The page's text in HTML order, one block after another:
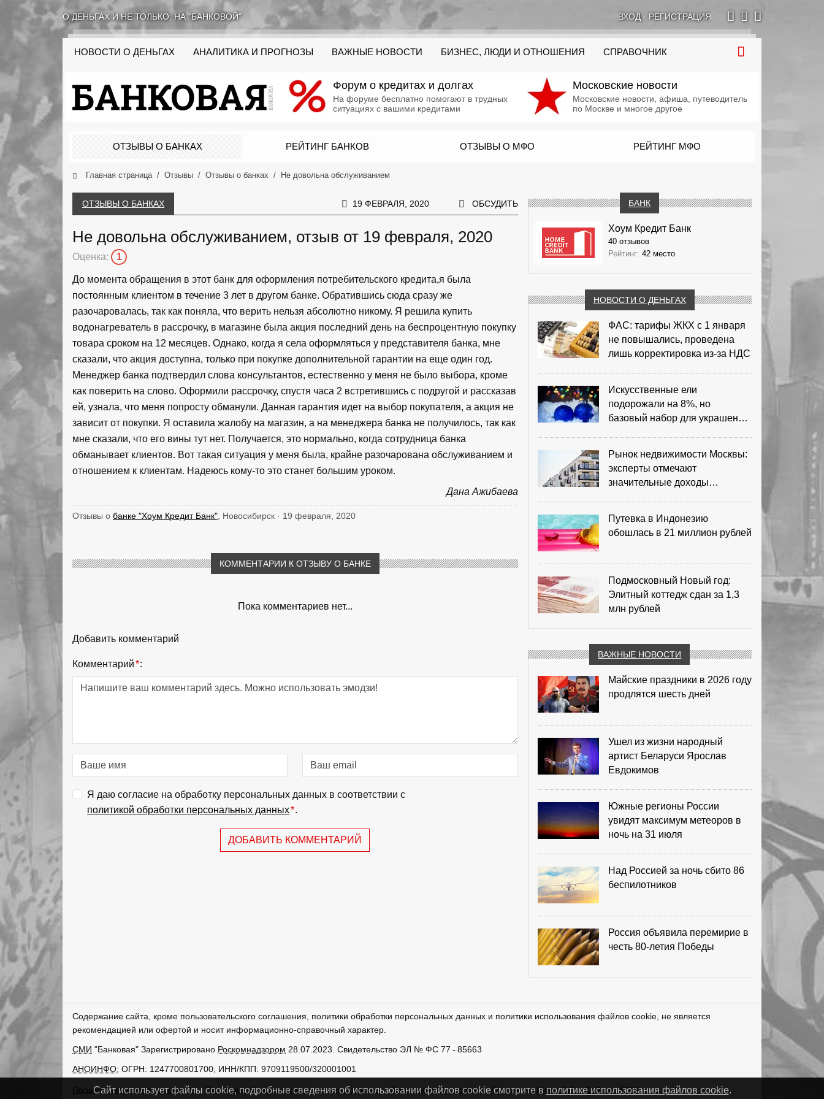
О ДЕНЬГАХ И НЕ ТОЛЬКО, НА "БАНКОВОЙ" ВХОД· РЕГИСТРАЦИЯ
НОВОСТИ О ДЕНЬГАХ АНАЛИТИКА И ПРОГНОЗЫ ВАЖНЫЕ НОВОСТИ БИЗНЕС, ЛЮДИ И ОТНОШЕНИЯ СПРАВОЧНИК
Форум о кредитах и долгах
На форуме бесплатно помогают в трудных
ситуациях с вашими кредитами
Московские новости
Московские новости, афиша, путеводитель
по Москве и многое другое
ОТЗЫВЫ О БАНКАХ РЕЙТИНГ БАНКОВ ОТЗЫВЫ О МФО РЕЙТИНГ МФО
Главная страница Отзывы Отзывы о банках Не довольна обслуживанием
ОТЗЫВЫ О БАНКАХ 19 ФЕВРАЛЯ, 2020 ОБСУДИТЬ
Не довольна обслуживанием, отзыв от 19 февраля, 2020
Оценка: 1
До момента обращения в этот банк для оформления потребительского кредита,я была
постоянным клиентом в течение 3 лет в другом банке. Обратившись сюда сразу же
разочаровалась, так как поняла, что верить нельзя абсолютно никому. Я решила купить
водонагреватель в рассрочку, в магазине была акция последний день на беспроцентную покупку
товара сроком на 12 месяцев. Однако, когда я села оформляться у представителя банка, мне
сказали, что акция доступна, только при покупке дополнительной гарантии на еще один год.
Менеджер банка подтвердил слова консультантов, естественно у меня не было выбора, кроме
как поверить на слово. Оформили рассрочку, спустя часа 2 встретившись с подругой и рассказав
ей, узнала, что меня попросту обманули. Данная гарантия идет на выбор покупателя, а акция не
зависит от покупки. Я оставила жалобу на магазин, а на менеджера банка не получилось, так как
мне сказали, что его вины тут нет. Получается, это нормально, когда сотрудница банка
обманывает клиентов. Вот такая ситуация у меня была, крайне разочарована обслуживанием и
отношением к клиентам. Надеюсь кому-то это станет большим уроком.
Дана Ажибаева
Отзывы о банке "Хоум Кредит Банк" , Новосибирск · 19 февраля, 2020
КОММЕНТАРИИ К ОТЗЫВУ О БАНКЕ
Пока комментариев нет...
Добавить комментарий
Комментарий*:
Я даю согласие на обработку персональных данных в соответствии с
политикой обработки персональных данных*.
ДОБАВИТЬ КОММЕНТАРИЙ
БАНК
Хоум Кредит Банк
40 отзывов
Рейтинг: 42 место
НОВОСТИ О ДЕНЬГАХ
ФАС: тарифы ЖКХ с 1 января
не повышались, проведена
лишь корректировка из‑за НДС
Искусственные ели
подорожали на 8%, но
базовый набор для украшения
Рынок недвижимости Москвы:
эксперты отмечают
значительные доходы
Путевка в Индонезию
обошлась в 21 миллион рублей
Подмосковный Новый год:
Элитный коттедж сдан за 1,3
млн рублей
ВАЖНЫЕ НОВОСТИ
Майские праздники в 2026 году
продлятся шесть дней
Ушел из жизни народный
артист Беларуси Ярослав
Евдокимов
Южные регионы России
увидят максимум метеоров в
ночь на 31 июля
Над Россией за ночь сбито 86
беспилотников
Россия объявила перемирие в
честь 80-летия Победы
Содержание сайта, кроме пользовательского соглашения, политики обработки персональных данных и политики использования файлов cookie, не является
рекомендацией или офертой и носит информационно-справочный характер.
СМИ "Банковая" Зарегистрировано Роскомнадзором 28.07.2023. Свидетельство ЭЛ № ФС 77 - 85663
АНОИНФО; ОГРН: 1247700801700; ИНН/КПП: 9709119500/320001001
Пользовательское соглашение Политика обработки персональных данных Использование cookies Сделано вРунетЛаб – Сайты и CRM
Сайт использует файлы cookie, подробные сведения об использовании файлов cookie смотрите вполитике использования файлов cookie.